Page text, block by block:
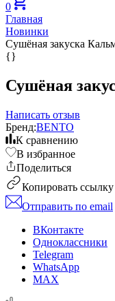
0
Главная
Новинки
Сушёная закуска
{}
Сушёная
Написать отзыв
Бренд:BENTO
К сравнению
В избранное
Поделиться
Копировать ссылку
Отправить по email
ВКонтакте
Одноклассники
Telegram
WhatsApp
MAX